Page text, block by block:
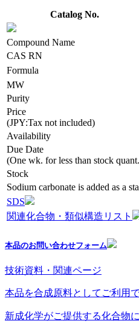
Catalog No.
Compound Name
CAS RN
Formula
MW
Purity
Price
(JPY:Tax not included)
Availability
Due Date
(One wk. for less than stock
Stock
Sodium carbonate is added as a
SDS
関連化合物・類似構造リスト
本品のお問い合わせフォーム
技術資料・関連ページ
本品を合成原料としてご利用
新成化学がご提供する化合物